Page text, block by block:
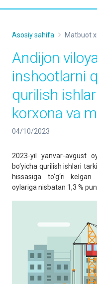
Asosiy sahifa Matbuot
Andijon
inshootlarni
qurilish
korxona va
04/10/2023
2023-yil yanvar-avgust
bo‘yicha qurilish ishlari
hissasiga to‘g‘ri
oylariga nisbatan 1,3 %